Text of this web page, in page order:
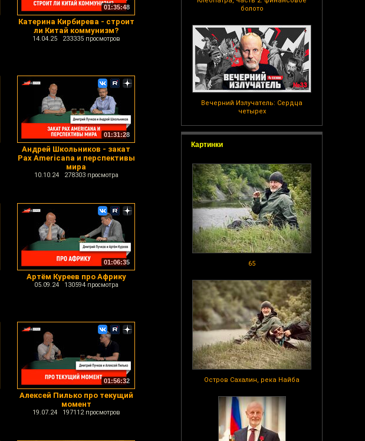
болото
Вечерний Излучатель: Сердца
четырех
Картинки
65
Остров Сахалин, река Найба
01:35:48
Катерина Кирбирева - строит
ли Китай коммунизм?
14.04.25 233335 просмотров
01:31:28
Андрей Школьников - закат
Pax Americana и перспективы
мира
10.10.24 278303 просмотра
01:06:35
Артём Куреев про Африку
05.09.24 130594 просмотра
01:56:32
Алексей Пилько про текущий
момент
19.07.24 197112 просмотров